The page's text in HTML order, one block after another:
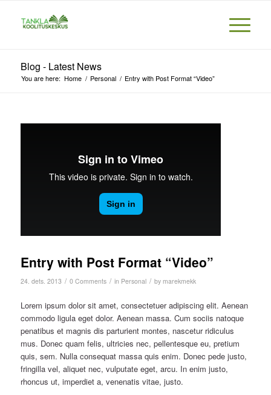
Blog - Latest News
You are here: Home / Personal / Entry with Post Format “Video”
Entry with Post Format “Video”
24. dets. 2013 / 0 Comments / in Personal / by marekmekk
Lorem ipsum dolor sit amet, consectetuer adipiscing elit. Aenean
commodo ligula eget dolor. Aenean massa. Cum sociis natoque
penatibus et magnis dis parturient montes, nascetur ridiculus
mus. Donec quam felis, ultricies nec, pellentesque eu, pretium
quis, sem. Nulla consequat massa quis enim. Donec pede justo,
fringilla vel, aliquet nec, vulputate eget, arcu. In enim justo,
rhoncus ut, imperdiet a, venenatis vitae, justo.